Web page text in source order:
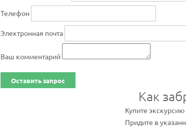
Телефон
Электронная почта
Ваш комментарий
Оставить запрос
Как
Купите экскурсию
Придите в